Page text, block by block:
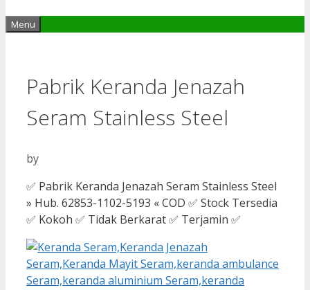
Menu
Pabrik Keranda Jenazah
Seram Stainless Steel
by
✅ Pabrik Keranda Jenazah Seram Stainless Steel
» Hub. 62853-1102-5193 « COD ✅ Stock Tersedia
✅ Kokoh ✅ Tidak Berkarat ✅ Terjamin ✅